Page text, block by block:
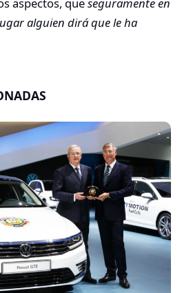
alguien dirá que le ha